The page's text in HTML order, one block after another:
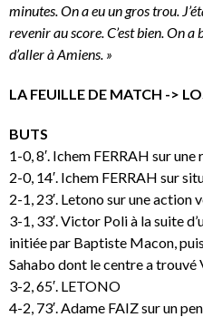
minutes. On a eu un gros trou.
revenir au score. C’est bien. On
d’aller à Amiens. »
LA FEUILLE DE MATCH ->
BUTS
1-0, 8′. Ichem FERRAH sur
2-0, 14′. Ichem FERRAH sur
2-1, 23′. Letono sur une action
3-1, 33′. Victor Poli à la suite
initiée par Baptiste Macon,
Sahabo dont le centre a
3-2, 65′. LETONO
4-2, 73′. Adame FAIZ sur un